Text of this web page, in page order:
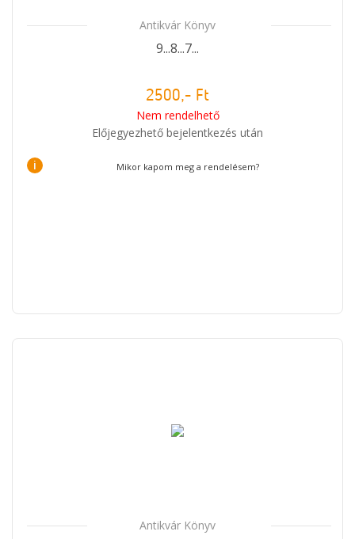
Antikvár Könyv
9...8...7...
2500,- Ft
Nem rendelhető
Előjegyezhető bejelentkezés után
i Mikor kapom meg a rendelésem?
Antikvár Könyv